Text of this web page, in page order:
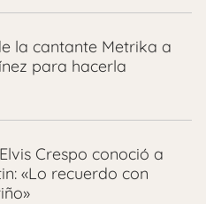
la cantante Metrika a
para hacerla
Crespo conoció a
«Lo recuerdo con